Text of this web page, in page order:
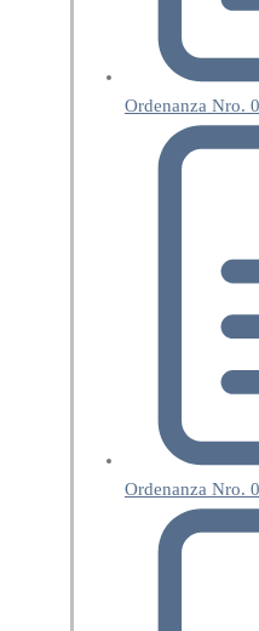
Ordenanza Nro.
Ordenanza Nro.